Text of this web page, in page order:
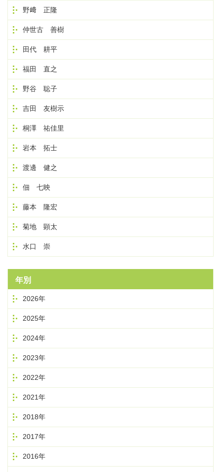
野﨑 正隆
仲世古 善樹
田代 耕平
福田 直之
野谷 聡子
吉田 友樹示
桐澤 祐佳里
岩本 拓士
渡邊 健之
佃 七映
藤本 隆宏
菊地 顕太
水口 崇
年別
2026年
2025年
2024年
2023年
2022年
2021年
2018年
2017年
2016年